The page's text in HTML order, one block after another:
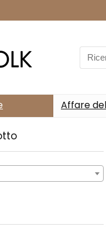
Search
for:
Affare